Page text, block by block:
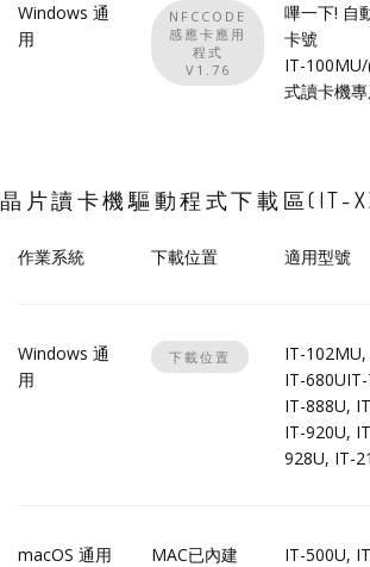
Windows 通
用
NFCCODE
感應卡應用
程式
V1.76
嗶一下! 自
卡號
IT-
式讀卡機
晶片讀卡機驅動程式下載區(IT-
作業系統 下載位置 適用型號
Windows 通
用
下載位置
IT-
IT-
IT-888U,
IT-920U,
928U, IT-
macOS 通用
MAC已內建
IT-500U,